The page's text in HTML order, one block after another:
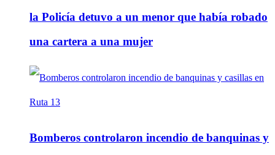
la Policía detuvo a un menor que había robado
una cartera a una mujer
Bomberos controlaron incendio de banquinas y